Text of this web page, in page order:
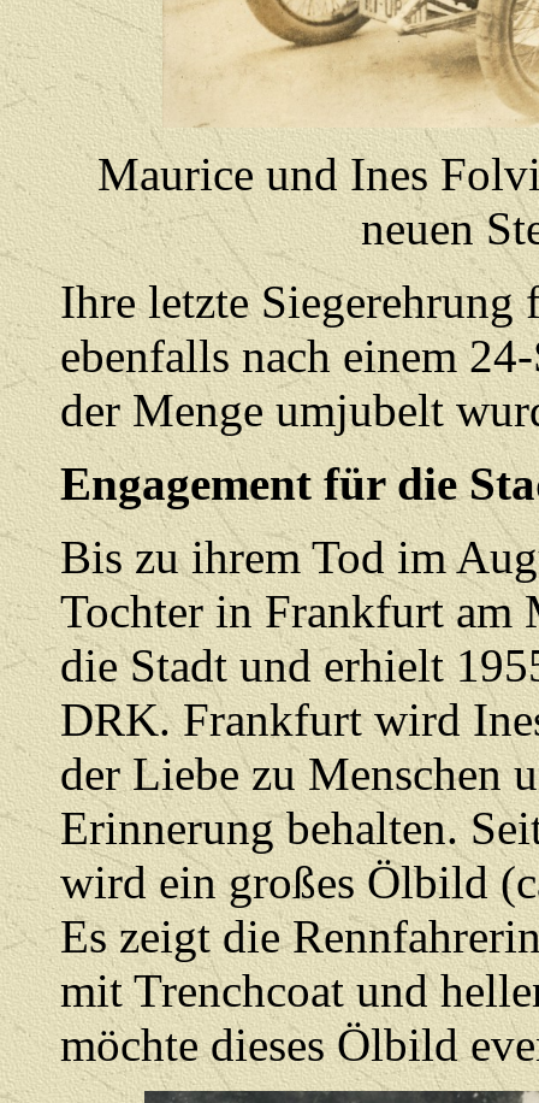
Maurice und Ines
neuen
Ihre letzte
ebenfalls nach einem
der Menge umjubelt
Engagement für die
Bis zu ihrem Tod im
Tochter in Frankfurt am
die Stadt und erhielt
DRK. Frankfurt wird
der Liebe zu Menschen
Erinnerung behalten.
wird ein großes Ölbild
Es zeigt die
mit Trenchcoat und
möchte dieses Ölbild